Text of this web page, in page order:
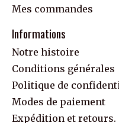
Mes commandes
Informations
Notre histoire
Conditions générales
Politique de
Modes de paiement
Expédition et retours.